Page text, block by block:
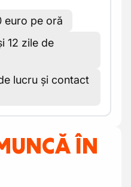
euro pe oră
12 zile de
lucru și contact
ÎN